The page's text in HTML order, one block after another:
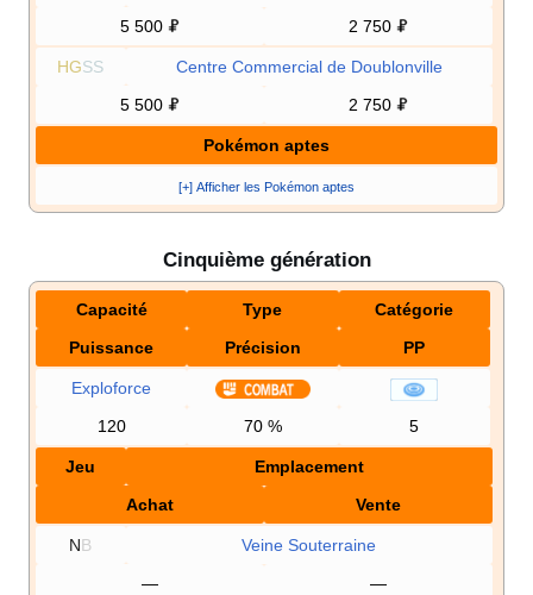
5 500
2 750
HGSS
Centre Commercial de Doublonville
5 500
2 750
Pokémon aptes
[+] Afficher les Pokémon aptes
Cinquième génération
Capacité Type
Catégorie
Puissance
Précision PP
Exploforce
120
70 % 5
Jeu
Emplacement
Achat
Vente
NB
Veine Souterraine
—
—